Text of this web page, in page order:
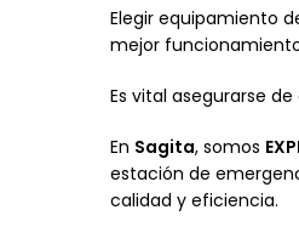
Elegir equipamiento
mejor
Es vital asegurarse
En Sagita, somos
estación de
calidad y eficiencia.